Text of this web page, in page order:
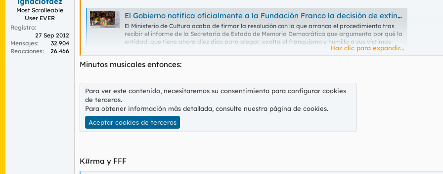
Most Scrolleable
User EVER
Registro
27 Sep 2012
Mensajes
32.904
Reacciones
26.466
El Gobierno notifica oficialmente a la Fundación Franco la decisión de extinguirla por “apología” de la dictadura
El Ministerio de Cultura acaba de firmar la resolución con la que arranca el procedimiento tras
recibir el informe de la Secretaría de Estado de Memoria Democrática que argumenta por qué la
entidad, que tiene ahora diez días para alegar, exalta el franquismo y humilla a sus víctimas
Haz clic para expandir...
Minutos musicales entonces:
Para ver este contenido, necesitaremos su consentimiento para configurar cookies
de terceros.
Para obtener información más detallada, consulte nuestra página de cookies.
Aceptar cookies de terceros
K#rma y FFF